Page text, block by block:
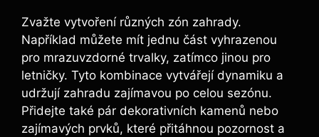
Zvažte vytvoření různých zón zahrady.
Například můžete mít jednu část vyhrazenou
pro mrazuvzdorné trvalky, zatímco jinou pro
letničky. Tyto kombinace vytvářejí dynamiku a
udržují zahradu zajímavou po celou sezónu.
Přidejte také pár dekorativních kamenů nebo
zajímavých prvků, které přitáhnou pozornost a